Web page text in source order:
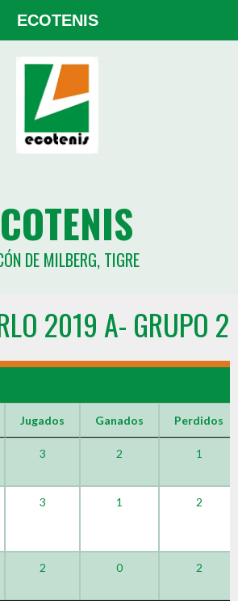
DE MILBERG, TIGRE
2019 A- GRUPO 2
Jugados Ganados Perdidos
3 2 1
3 1 2
2 0 2
ECOTENIS